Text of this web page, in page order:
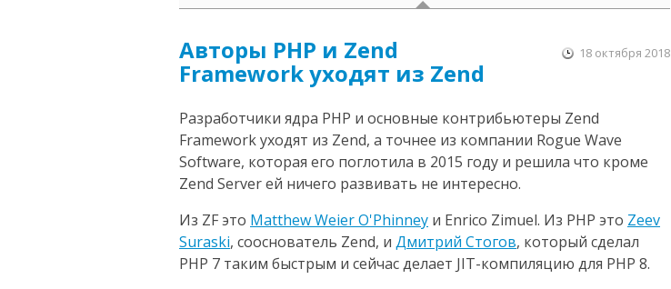
Авторы PHP и Zend
Framework уходят из Zend
18 октября 2018
Разработчики ядра PHP и основные контрибьютеры Zend
Framework уходят из Zend, а точнее из компании Rogue Wave
Software, которая его поглотила в 2015 году и решила что кроме
Zend Server ей ничего развивать не интересно.
Из ZF это Matthew Weier O'Phinney и Enrico Zimuel. Из PHP это Zeev
Suraski, сооснователь Zend, и Дмитрий Стогов, который сделал
PHP 7 таким быстрым и сейчас делает JIT-компиляцию для PHP 8.